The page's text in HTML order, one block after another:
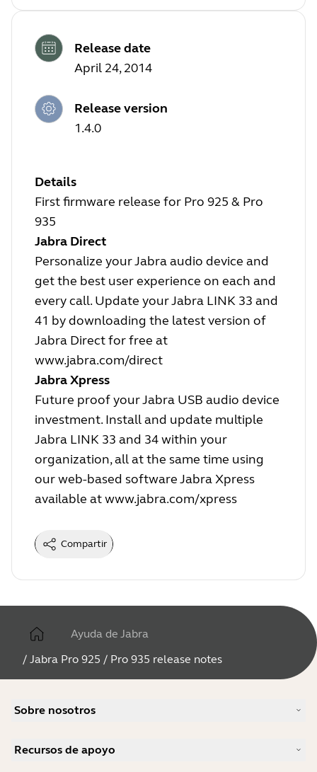
Release date
April 24, 2014
Release version
1.4.0
Details
First firmware release for Pro 925 & Pro
935
Jabra Direct
Personalize your Jabra audio device and
get the best user experience on each and
every call. Update your Jabra LINK 33 and
41 by downloading the latest version of
Jabra Direct for free at
www.jabra.com/direct
Jabra Xpress
Future proof your Jabra USB audio device
investment. Install and update multiple
Jabra LINK 33 and 34 within your
organization, all at the same time using
our web-based software Jabra Xpress
available atwww.jabra.com/xpress
Compartir
Ayuda de Jabra
/ Jabra Pro 925 / Pro 935 release notes
Sobre nosotros
Carreras profesionales
Recursos de apoyo